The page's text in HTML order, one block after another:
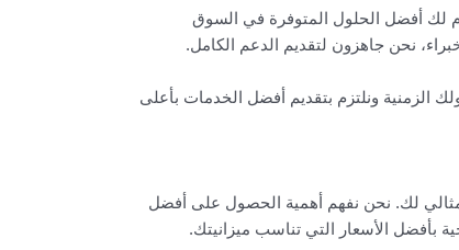
لك أفضل الحلول المتوفرة في السوق
نحن جاهزون لتقديم الدعم الكامل.
الزمنية ونلتزم بتقديم أفضل الخدمات بأعلى
لك. نحن نفهم أهمية الحصول على أفضل
بأفضل الأسعار التي تناسب ميزانيتك.